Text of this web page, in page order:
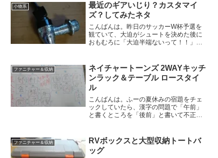
マのステンレスジャグが届きました！思
ってたよりも届くの早かっ...
小物系
最近のギアいじり？カスタマイ
ズ？してみたネタ
こんばんは。昨日のサッカーW杯予選を
観ていて、大迫がシュートを決めた後に
おもむろに「大迫半端ないって！！」の
ぞ、よろしく。「大迫半端ないっ
て！！」っていうのを知...
ファニチャー＆収納
ネイチャートーンズ 2WAYキッチ
ンラック＆テーブル ロースタイ
ル
こんばんは。ふーの夏休みの宿題をチェ
ックしていたら、漢字の問題で「午前」
と書くところを「後前」と書いて不正解
りを「牛前」「牛前」「牛前」と3回書い
てあるのをみて妙に笑い...
ファニチャー＆収納
RVボックスと大型収納トートバ
ッグ